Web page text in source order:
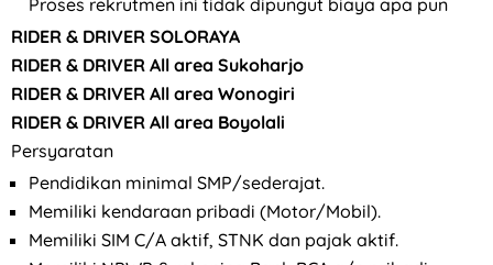
Proses rekrutmen ini tidak dipungut biaya apa pun
RIDER & DRIVER SOLORAYA
RIDER & DRIVER All area Sukoharjo
RIDER & DRIVER All area Wonogiri
RIDER & DRIVER All area Boyolali
Persyaratan
Pendidikan minimal SMP/sederajat.
Memiliki kendaraan pribadi (Motor/Mobil).
Memiliki SIM C/A aktif, STNK dan pajak aktif.